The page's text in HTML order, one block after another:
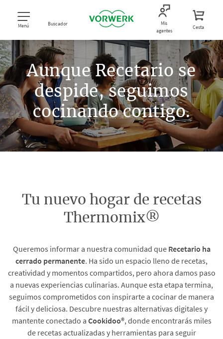
Menú Buscador
Mis
agentes
Cesta
Aunque Recetario se
despide, seguimos
cocinando contigo.
Tu nuevo hogar de recetas
Thermomix®
Queremos informar a nuestra comunidad que Recetario ha
cerrado permanente. Ha sido un espacio lleno de recetas,
creatividad y momentos compartidos, pero ahora damos paso
a nuevas experiencias culinarias. Aunque esta etapa termina,
seguimos comprometidos con inspirarte a cocinar de manera
fácil y deliciosa. Descubre nuestras alternativas digitales y
mantente conectado a Cookidoo®, donde encontrarás miles
de recetas actualizadas y herramientas para seguir